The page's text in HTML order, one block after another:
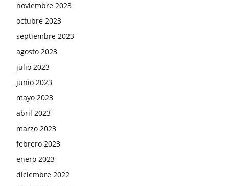
noviembre 2023
octubre 2023
septiembre 2023
agosto 2023
julio 2023
junio 2023
mayo 2023
abril 2023
marzo 2023
febrero 2023
enero 2023
diciembre 2022